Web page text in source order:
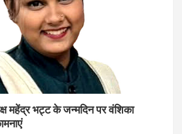
महेंद्र भट्ट के जन्मदिन पर वंशिका